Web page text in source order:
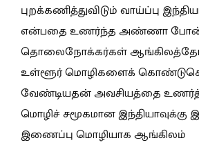
புறக்கணித்துவிடும் வாய்ப்பு
என்பதை உணர்ந்த அண்ணா
தொலைநோக்கர்கள்
உள்ளூர் மொழிகளைக்
வேண்டியதன் அவசியத்தை
மொழிச் சமூகமான
இணைப்பு மொழியாக ஆங்கிலம்